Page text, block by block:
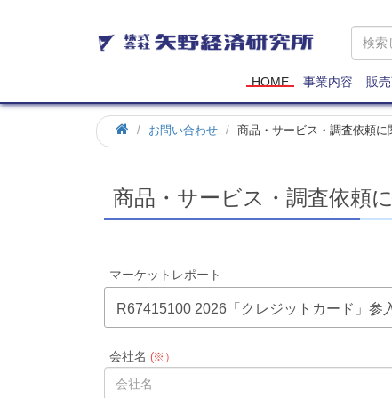
矢
野
研
究
所
HOME 事業内容 販
お問い合わせ 商品・サービス・調査依頼に
商品・サービス・調査依頼
マーケットレポート
R67415100 2026「クレジットカード」参
会社名 (※）